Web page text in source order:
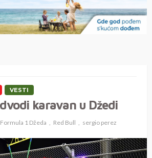
VESTI
karavan u Džedi
Formula 1 Džeda Red Bull sergio perez